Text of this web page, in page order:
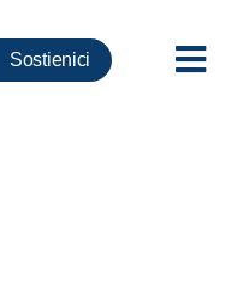
Sostienici